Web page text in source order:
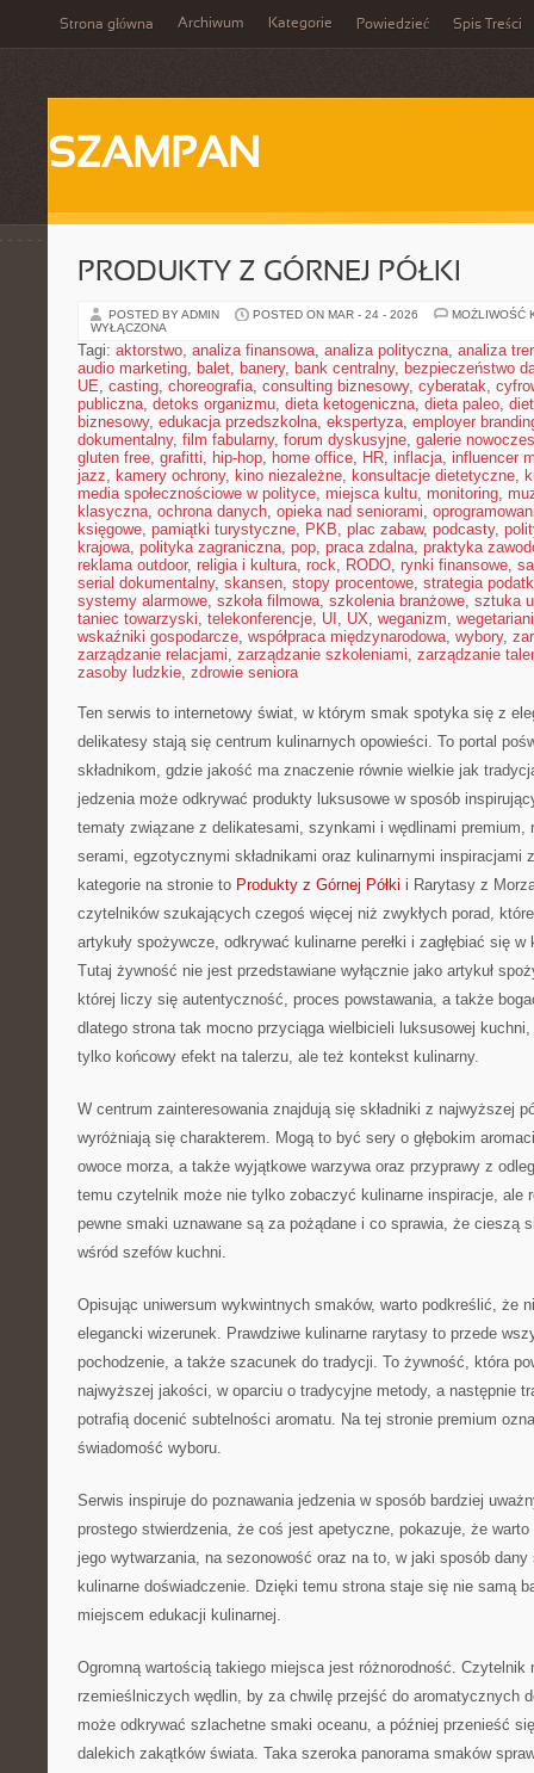
Strona główna Archiwum Kategorie Powiedzieć Spis Treści
SZAMPAN
PRODUKTY Z GÓRNEJ PÓŁKI
POSTED BY ADMIN POSTED ON MAR - 24 - 2026
MOŻLIWOŚĆ
WYŁĄCZONA
Tagi: aktorstwo, analiza finansowa, analiza polityczna, analiza
audio marketing, balet, banery, bank centralny, bezpieczeństwo
UE, casting, choreografia, consulting biznesowy, cyberatak,
publiczna, detoks organizmu, dieta ketogeniczna, dieta paleo,
biznesowy, edukacja przedszkolna, ekspertyza, employer
dokumentalny, film fabularny, forum dyskusyjne, galerie
gluten free, grafitti, hip-hop, home office, HR, inflacja, influencer
jazz, kamery ochrony, kino niezależne, konsultacje dietetyczne,
media społecznościowe w polityce, miejsca kultu, monitoring,
klasyczna, ochrona danych, opieka nad seniorami,
księgowe, pamiątki turystyczne, PKB, plac zabaw, podcasty,
krajowa, polityka zagraniczna, pop, praca zdalna, praktyka
reklama outdoor, religia i kultura, rock, RODO, rynki finansowe,
serial dokumentalny, skansen, stopy procentowe, strategia
systemy alarmowe, szkoła filmowa, szkolenia branżowe, sztuka
taniec towarzyski, telekonferencje, UI , UX, weganizm,
wskaźniki gospodarcze, współpraca międzynarodowa, wybory,
zarządzanie relacjami, zarządzanie szkoleniami, zarządzanie
zasoby ludzkie, zdrowie seniora
Ten serwis to internetowy świat, w którym smak spotyka się z
delikatesy stają się centrum kulinarnych opowieści. To portal
składnikom, gdzie jakość ma znaczenie równie wielkie jak
jedzenia może odkrywać produkty luksusowe w sposób
tematy związane z delikatesami, szynkami i wędlinami premium,
serami, egzotycznymi składnikami oraz kulinarnymi inspiracjami
kategorie na stronie to Produkty z Górnej Półki i Rarytasy z
czytelników szukających czegoś więcej niż zwykłych porad,
artykuły spożywcze, odkrywać kulinarne perełki i zagłębiać się
Tutaj żywność nie jest przedstawiane wyłącznie jako artykuł
której liczy się autentyczność, proces powstawania, a także
dlatego strona tak mocno przyciąga wielbicieli luksusowej
tylko końcowy efekt na talerzu, ale też kontekst kulinarny.
W centrum zainteresowania znajdują się składniki z najwyższej
wyróżniają się charakterem. Mogą to być sery o głębokim
owoce morza, a także wyjątkowe warzywa oraz przyprawy z
temu czytelnik może nie tylko zobaczyć kulinarne inspiracje, ale
pewne smaki uznawane są za pożądane i co sprawia, że cieszą
wśród szefów kuchni.
Opisując uniwersum wykwintnych smaków, warto podkreślić, że
elegancki wizerunek. Prawdziwe kulinarne rarytasy to przede
pochodzenie, a także szacunek do tradycji. To żywność, która
najwyższej jakości, w oparciu o tradycyjne metody, a następnie
potrafią docenić subtelności aromatu. Na tej stronie premium
świadomość wyboru.
Serwis inspiruje do poznawania jedzenia w sposób bardziej
prostego stwierdzenia, że coś jest apetyczne, pokazuje, że
jego wytwarzania, na sezonowość oraz na to, w jaki sposób dany
kulinarne doświadczenie. Dzięki temu strona staje się nie samą
miejscem edukacji kulinarnej.
Ogromną wartością takiego miejsca jest różnorodność. Czytelnik
rzemieślniczych wędlin, by za chwilę przejść do aromatycznych
może odkrywać szlachetne smaki oceanu, a później przenieść
dalekich zakątków świata. Taka szeroka panorama smaków